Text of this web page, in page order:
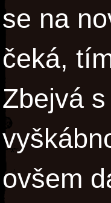
se na
čeká,
Zbejvá
ovšem